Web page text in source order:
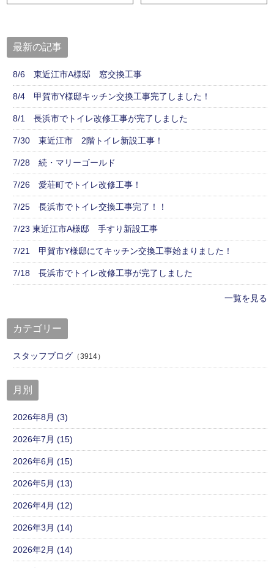
最新の記事
8/6 東近江市A様邸 窓交換工事
8/4 甲賀市Y様邸キッチン交換工事完了しました！
8/1 長浜市でトイレ改修工事が完了しました
7/30 東近江市 2階トイレ新設工事！
7/28 続・マリーゴールド
7/26 愛荘町でトイレ改修工事！
7/25 長浜市でトイレ交換工事完了！！
7/23 東近江市A様邸 手すり新設工事
7/21 甲賀市Y様邸にてキッチン交換工事始まりました！
7/18 長浜市でトイレ改修工事が完了しました
一覧を見る
カテゴリー
スタッフブログ （3914）
月別
2026年8月 (3)
2026年7月 (15)
2026年6月 (15)
2026年5月 (13)
2026年4月 (12)
2026年3月 (14)
2026年2月 (14)